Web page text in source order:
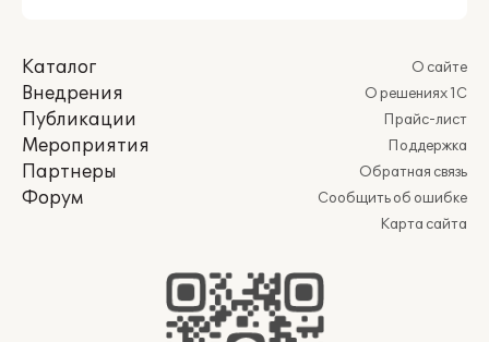
Каталог
Внедрения
Публикации
Мероприятия
Партнеры
Форум
О сайте
О решениях 1С
Прайс-лист
Поддержка
Обратная связь
Сообщить об ошибке
Карта сайта